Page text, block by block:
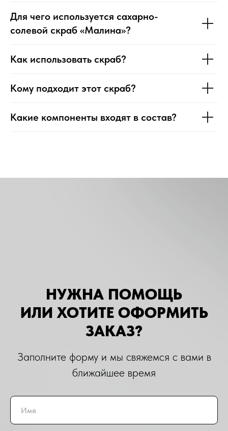
Для чего используется сахарно-
солевой скраб «Малина»?
Как использовать скраб?
Кому подходит этот скраб?
Какие компоненты входят в состав?
НУЖНА ПОМОЩЬ
ИЛИ ХОТИТЕ ОФОРМИТЬ
ЗАКАЗ?
Заполните форму и мы свяжемся с вами в
ближайшее время